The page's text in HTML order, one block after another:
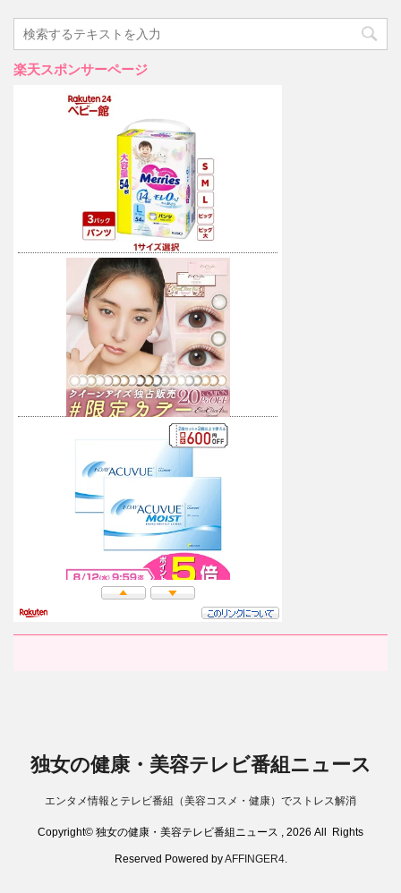
楽天スポンサーページ
独女の健康・美容テレビ番組ニュース
エンタメ情報とテレビ番組（美容コスメ・健康）でストレス解消
Copyright© 独女の健康・美容テレビ番組ニュース , 2026 All Rights
Reserved Powered byAFFINGER4.